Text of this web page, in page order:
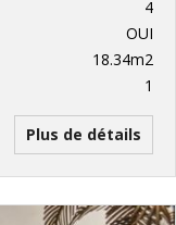
4
OUI
18.34m2
1
Plus de détails